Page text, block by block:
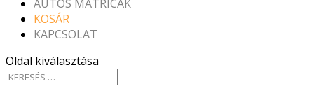
AUTÓS MATRICÁK
KOSÁR
KAPCSOLAT
Oldal kiválasztása